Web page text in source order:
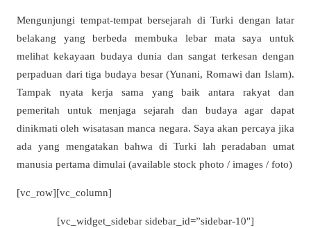
Mengunjungi tempat-tempat bersejarah di Turki dengan latar
belakang yang berbeda membuka lebar mata saya untuk
melihat kekayaan budaya dunia dan sangat terkesan dengan
perpaduan dari tiga budaya besar (Yunani, Romawi dan Islam).
Tampak nyata kerja sama yang baik antara rakyat dan
pemeritah untuk menjaga sejarah dan budaya agar dapat
dinikmati oleh wisatasan manca negara. Saya akan percaya jika
ada yang mengatakan bahwa di Turki lah peradaban umat
manusia pertama dimulai (available stock photo / images / foto)
[vc_row][vc_column]
[vc_widget_sidebar sidebar_id=”sidebar-10″]